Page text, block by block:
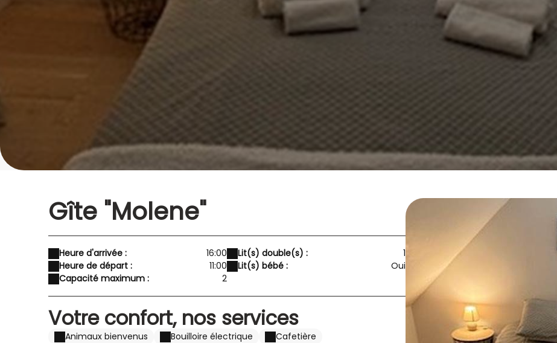
Gîte "Molene"
Heure d'arrivée :
16:00
Heure de départ :
11:00
Capacité maximum :
2
Lit(s) double(s) :
1
Lit(s) bébé :
Oui
Votre confort, nos services
Animaux bienvenus Bouilloire électrique
Cafetière